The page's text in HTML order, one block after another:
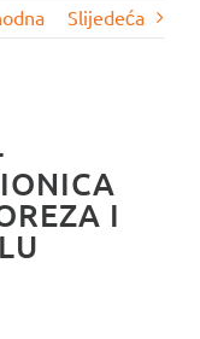
Slijedeća
I